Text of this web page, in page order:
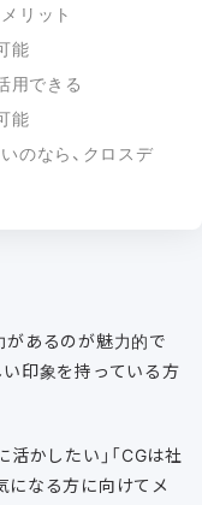
リット
能
用できる
能
のなら、クロスデ
あるのが魅力的で
い印象を持っている方
かしたい」「CGは社
になる方に向けてメ